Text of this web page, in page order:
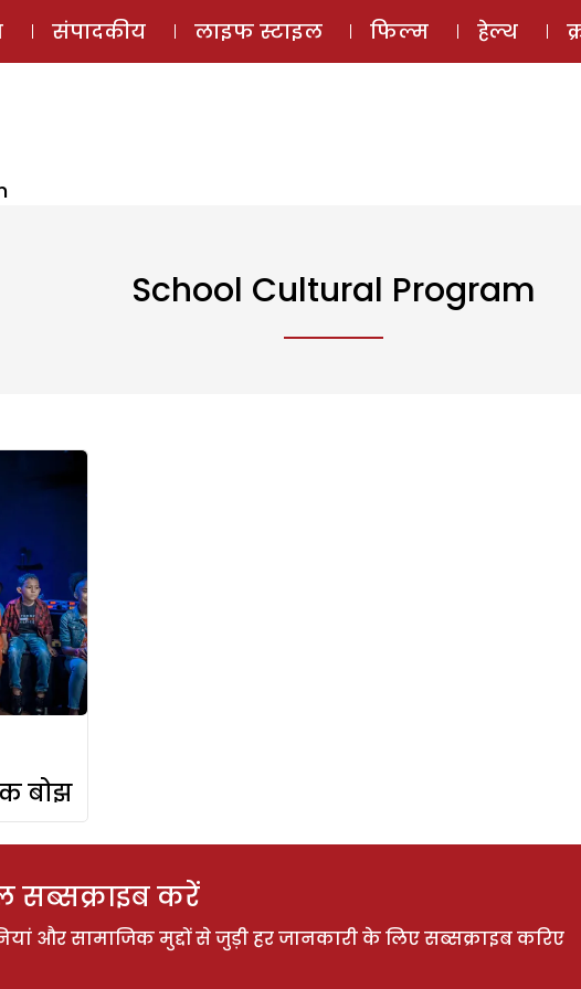
ई-मैगज़ीन
संपादकीय लाइफ स्टाइल फिल्म हेल्थ
School Cultural Program
बोझ
सब्सक्राइब करें
और सामाजिक मुद्दों से जुड़ी हर जानकारी के लिए सब्सक्राइब करिए